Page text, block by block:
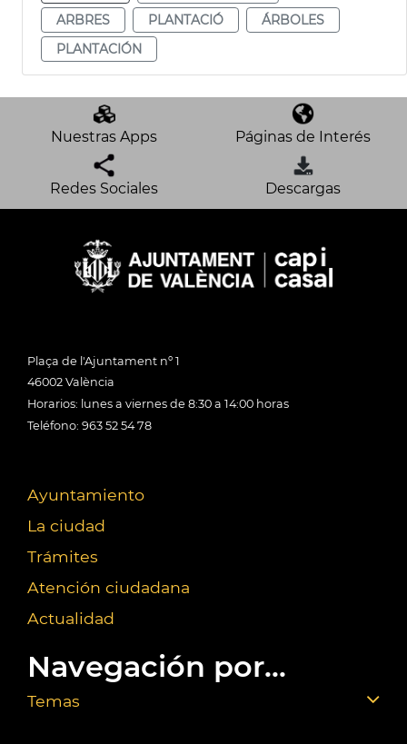
ARBRES
PLANTACIÓ
ÁRBOLES
PLANTACIÓN
Nuestras Apps Páginas de Interés
Redes Sociales Descargas
Plaça de l'Ajuntament nº 1
46002 València
Horarios: lunes a viernes de 8:30 a 14:00 horas
Teléfono: 963 52 54 78
Ayuntamiento
La ciudad
Trámites
Atención ciudadana
Actualidad
Navegación por...
Temas